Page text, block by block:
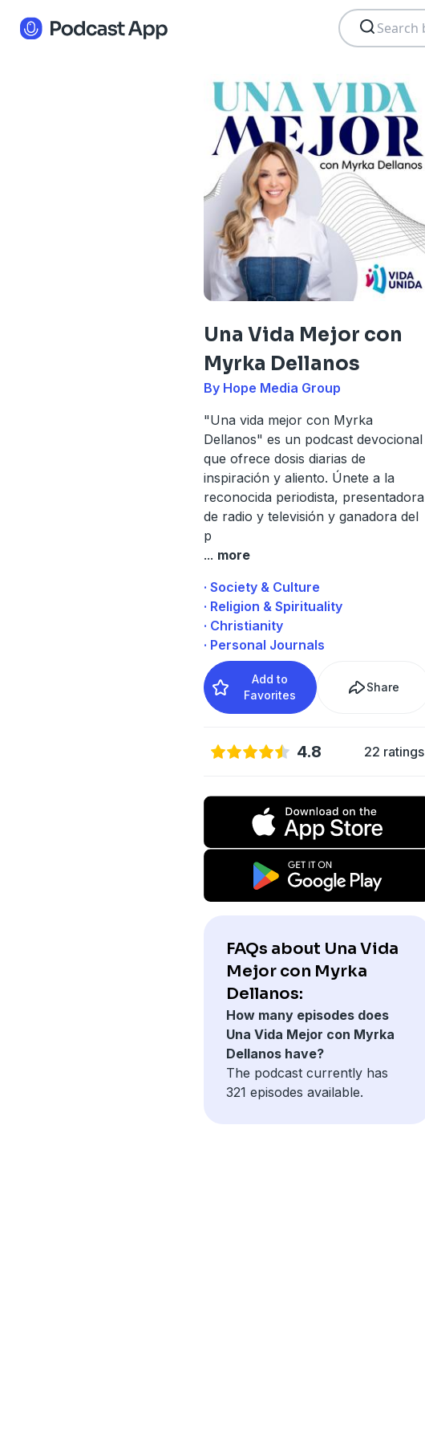
Una Vida Mejor con
Myrka Dellanos
By Hope Media Group
"Una vida mejor con Myrka
Dellanos" es un podcast devocional
que ofrece dosis diarias de
inspiración y aliento. Únete a la
reconocida periodista, presentadora
de radio y televisión y ganadora del
p
... more
· Society & Culture
· Religion & Spirituality
· Christianity
· Personal Journals
Add to
Favorites
Share
4.8 22 ratings
FAQs about Una Vida
Mejor con Myrka
Dellanos:
How many episodes does
Una Vida Mejor con Myrka
Dellanos have?
The podcast currently has
321 episodes available.